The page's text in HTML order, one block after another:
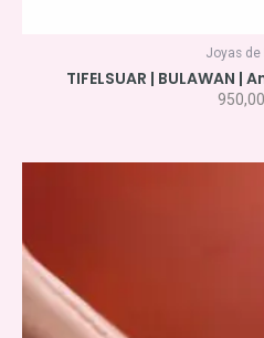
Joyas de
TIFELSUAR | BULAWAN
950,00